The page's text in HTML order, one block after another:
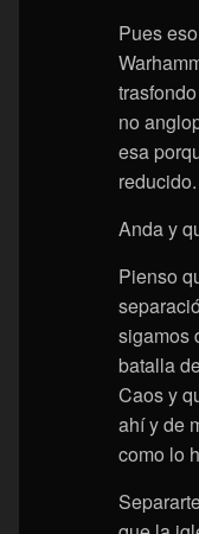
Pues
no
esa
reducido.
Anda y
Pienso
sigamos
batalla
Caos y
ahí y de
como lo